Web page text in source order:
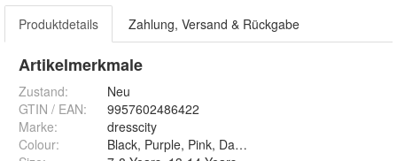
Produktdetails Zahlung, Versand & Rückgabe
Artikelmerkmale
Zustand:
Neu
GTIN / EAN:
9957602486422
Marke:
dresscity
Colour: